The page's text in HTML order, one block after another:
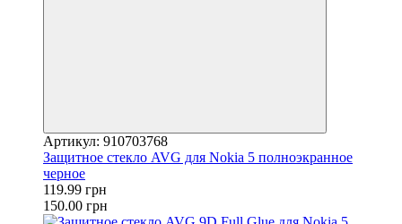
Артикул: 910703768
Защитное стекло AVG для Nokia 5 полноэкранное
черное
119.99 грн
150.00 грн